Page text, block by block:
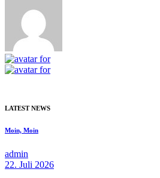
LATEST NEWS
Moin, Moin
admin
22. Juli 2026